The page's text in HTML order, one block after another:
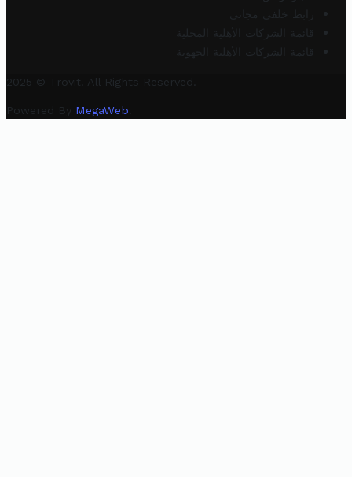
رابط خلفي مجاني
قائمة الشركات الأهلية المحلية
قائمة الشركات الأهلية الجهوية
2025 © Trovit. All Rights Reserved.
Powered By MegaWeb